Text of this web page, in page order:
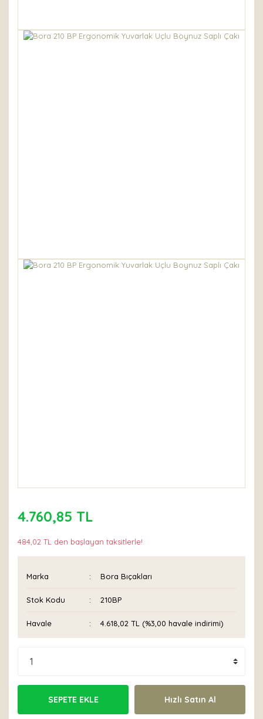
4.760,85 TL
484,02 TL den başlayan taksitlerle!
Marka Bora Bıçakları
Stok Kodu 210BP
Havale 4.618,02 TL (%3,00 havale indirimi)
SEPETE EKLE Hızlı Satın Al